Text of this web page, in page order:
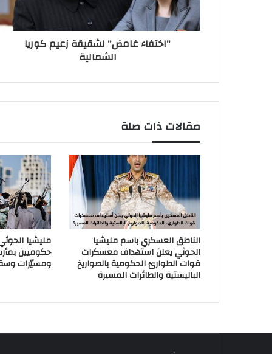
"اختفاء غامض" لشقيقة زعيم كوريا
الشمالية
مقالات ذات صلة
الناطق العسكري باسم مليشيا
الحوثي يعلن استهداف معسكرات
قوات الطوارئ الحكومية بالصواريخ
الباليستية والطائرات المسيرة
مليشيا
حكوميين
ومسيّرات